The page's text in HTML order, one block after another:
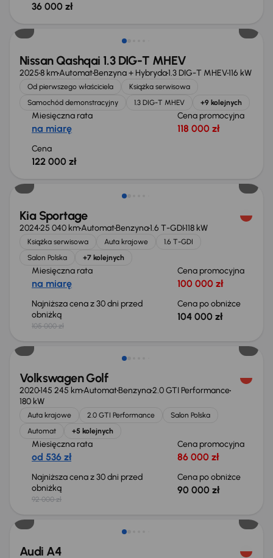
36 000 zł
Od nowego taniej o 36 775 zł
Nissan Qashqai 1.3 DIG-T MHEV
20258 kmAutomatBenzyna + Hybryda1.3 DIG-T MHEV116 kW
Od pierwszego właściciela
Książka serwisowa
Samochód demonstracyjny
1.3 DIG-T MHEV +9 kolejnych
Miesięczna rata
na miarę
Cena promocyjna
118 000 zł
Cena
122 000 zł
Kia Sportage
202425 040 kmAutomatBenzyna1.6 T-GDI118 kW
Książka serwisowa Auta krajowe
1.6 T-GDI
Salon Polska
+7 kolejnych
Miesięczna rata
na miarę
Cena promocyjna
100 000 zł
Najniższa cena z 30 dni przed
obniżką
105 000 zł
Cena po obniżce
104 000 zł
Taniej o 2 000 zł
Volkswagen Golf
2020145 245 kmAutomatBenzyna2.0 GTI Performance
180 kW
Auta krajowe 2.0 GTI Performance
Salon Polska
Automat
+5 kolejnych
Miesięczna rata
od 536 zł
Cena promocyjna
86 000 zł
Najniższa cena z 30 dni przed
obniżką
92 000 zł
Cena po obniżce
90 000 zł
Taniej o 1 000 zł
Audi A4